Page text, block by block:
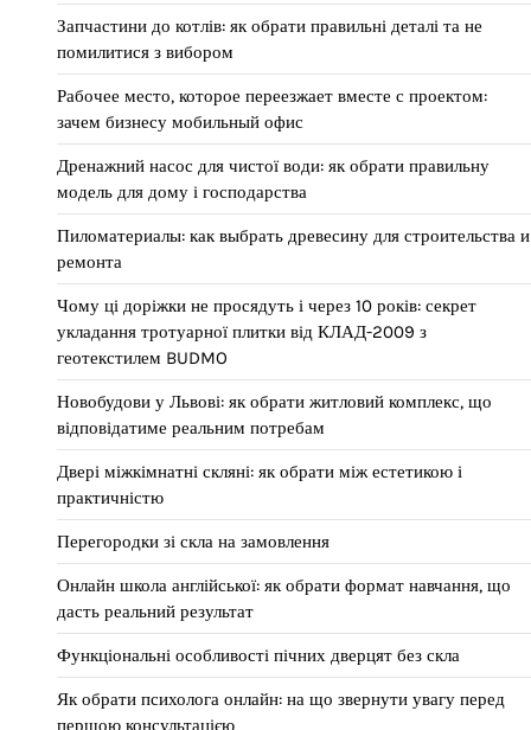
Запчастини до котлів: як обрати правильні деталі та не
помилитися з вибором
Рабочее место, которое переезжает вместе с проектом:
зачем бизнесу мобильный офис
Дренажний насос для чистої води: як обрати правильну
модель для дому і господарства
Пиломатериалы: как выбрать древесину для строительства и
ремонта
Чому ці доріжки не просядуть і через 10 років: секрет
укладання тротуарної плитки від КЛАД-2009 з
геотекстилем BUDMO
Новобудови у Львові: як обрати житловий комплекс, що
відповідатиме реальним потребам
Двері міжкімнатні скляні: як обрати між естетикою і
практичністю
Перегородки зі скла на замовлення
Онлайн школа англійської: як обрати формат навчання, що
дасть реальний результат
Функціональні особливості пічних дверцят без скла
Як обрати психолога онлайн: на що звернути увагу перед
першою консультацією